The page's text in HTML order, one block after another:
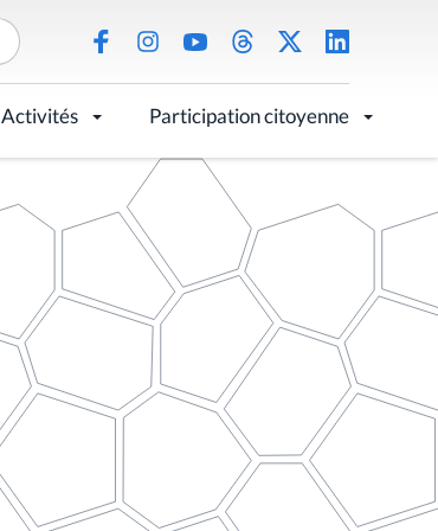
Activités Participation citoyenne